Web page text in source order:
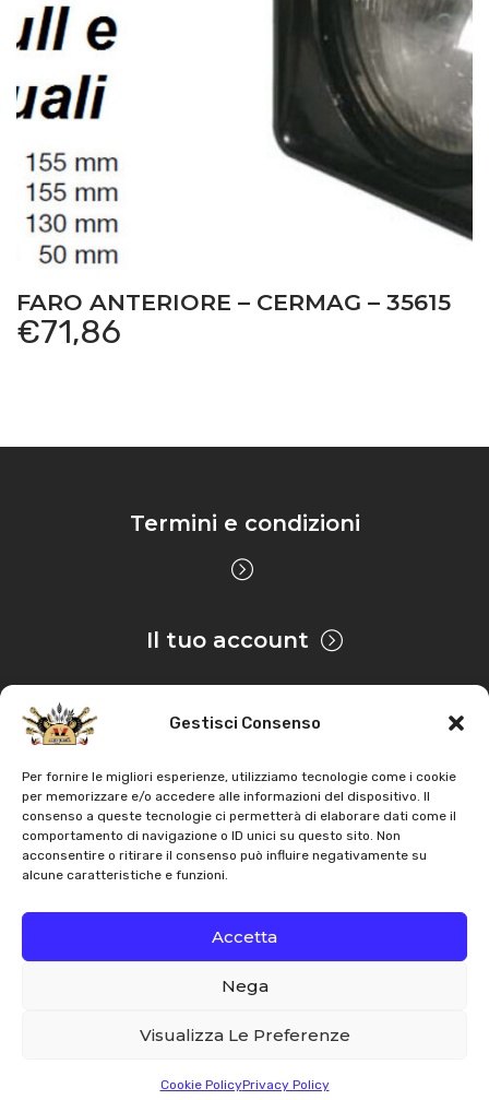
Gestisci Consenso
Per fornire le migliori esperienze, utilizziamo tecnologie come i cookie
per memorizzare e/o accedere alle informazioni del dispositivo. Il
consenso a queste tecnologie ci permetterà di elaborare dati come il
comportamento di navigazione o ID unici su questo sito. Non
acconsentire o ritirare il consenso può influire negativamente su
alcune caratteristiche e funzioni.
Accetta
Nega
Visualizza Le Preferenze
Cookie PolicyPrivacy Policy
FARO ANTERIORE – CERMAG – 35615
€71,86
Termini e condizioni
Il tuo account
Privacy & Cookie
CopyrightAZ Agri. Tutti i diritti servati |Assistenza |
Contatti
Whatsapp